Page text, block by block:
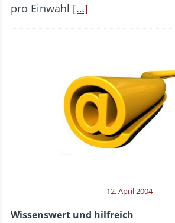
pro Einwahl […]
12. April 2004
Wissenswert und hilfreich